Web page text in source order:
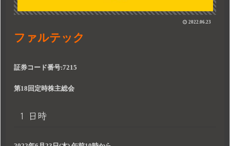
2022.06.23
ファルテック
証券コード番号:7215
第18回定時株主総会
1 日時